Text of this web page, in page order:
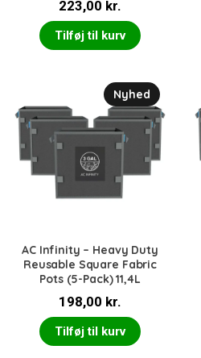
223,00 kr.
Tilføj til kurv
Nyhed
AC Infinity – Heavy Duty
Reusable Square Fabric
Pots (5-Pack) 11,4L
198,00 kr.
Tilføj til kurv